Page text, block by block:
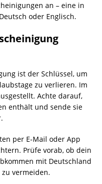
an – eine in
oder Englisch.
ist der Schlüssel, um
zu verlieren. Im
Achte darauf,
enthält und sende sie
per E-Mail oder App
Prüfe vorab, ob dein
mit Deutschland
vermeiden.